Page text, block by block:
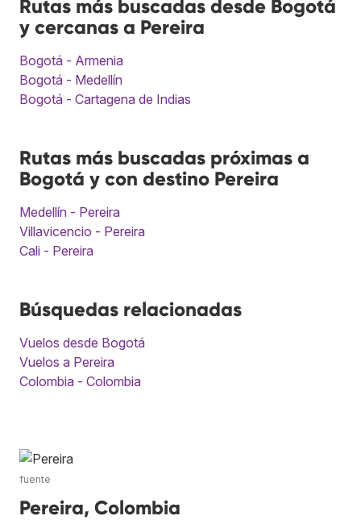
Rutas más buscadas desde Bogotá
y cercanas a Pereira
Bogotá - Armenia
Bogotá - Medellín
Bogotá - Cartagena de Indias
Rutas más buscadas próximas a
Bogotá y con destino Pereira
Medellín - Pereira
Villavicencio - Pereira
Cali - Pereira
Búsquedas relacionadas
Vuelos desde Bogotá
Vuelos a Pereira
Colombia - Colombia
fuente
Pereira, Colombia